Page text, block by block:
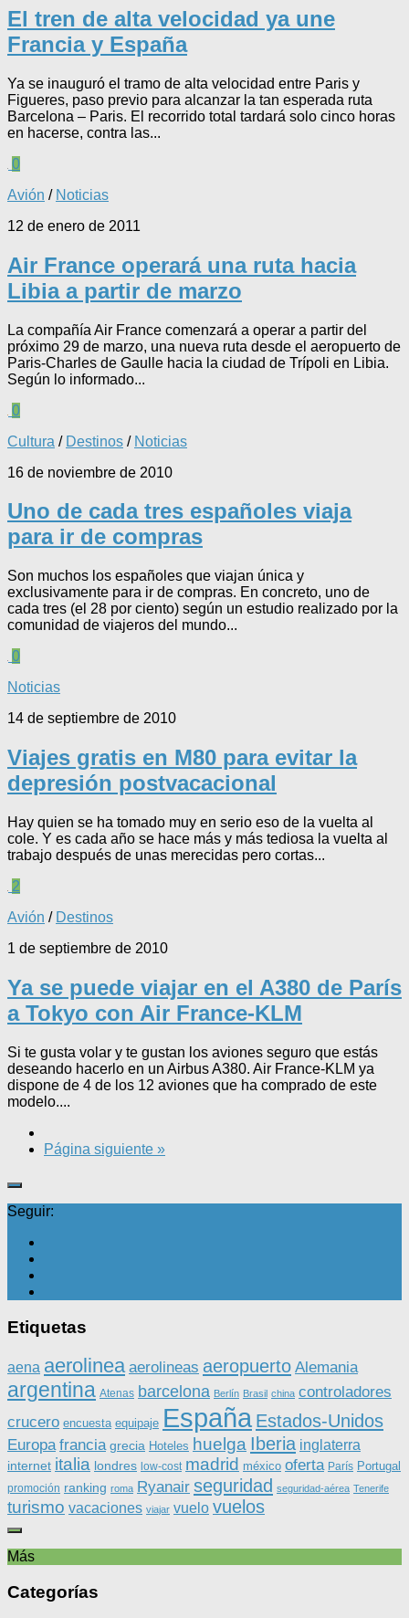
El tren de alta velocidad ya une
Francia y España
Ya se inauguró el tramo de alta velocidad entre Paris y
Figueres, paso previo para alcanzar la tan esperada ruta
Barcelona – Paris. El recorrido total tardará solo cinco horas
en hacerse, contra las...
0
Avión / Noticias
12 de enero de 2011
Air France operará una ruta hacia
Libia a partir de marzo
La compañía Air France comenzará a operar a partir del
próximo 29 de marzo, una nueva ruta desde el aeropuerto de
Paris-Charles de Gaulle hacia la ciudad de Trípoli en Libia.
Según lo informado...
0
Cultura / Destinos / Noticias
16 de noviembre de 2010
Uno de cada tres españoles viaja
para ir de compras
Son muchos los españoles que viajan única y
exclusivamente para ir de compras. En concreto, uno de
cada tres (el 28 por ciento) según un estudio realizado por la
comunidad de viajeros del mundo...
0
Noticias
14 de septiembre de 2010
Viajes gratis en M80 para evitar la
depresión postvacacional
Hay quien se ha tomado muy en serio eso de la vuelta al
cole. Y es cada año se hace más y más tediosa la vuelta al
trabajo después de unas merecidas pero cortas...
2
Avión / Destinos
1 de septiembre de 2010
Ya se puede viajar en el A380 de París
a Tokyo con Air France-KLM
Si te gusta volar y te gustan los aviones seguro que estás
deseando hacerlo en un Airbus A380. Air France-KLM ya
dispone de 4 de los 12 aviones que ha comprado de este
modelo....
Página siguiente »
Seguir:
Etiquetas
aena aerolinea aerolineas aeropuerto Alemania
argentina Atenas barcelona Berlín Brasil china controladores
crucero encuesta equipaje España Estados-Unidos
Europa francia grecia Hoteles huelga Iberia inglaterra
internet italia londres low-cost madrid méxico oferta París Portugal
promoción ranking roma Ryanair seguridad seguridad-aérea Tenerife
turismo vacaciones viajar vuelo vuelos
Más
Categorías